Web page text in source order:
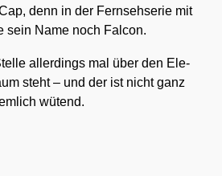
denn in der Fern­seh­se­rie mit
sein Name noch Fal­con.
aller­dings mal über den Ele­
steht – und der ist nicht ganz
wütend.